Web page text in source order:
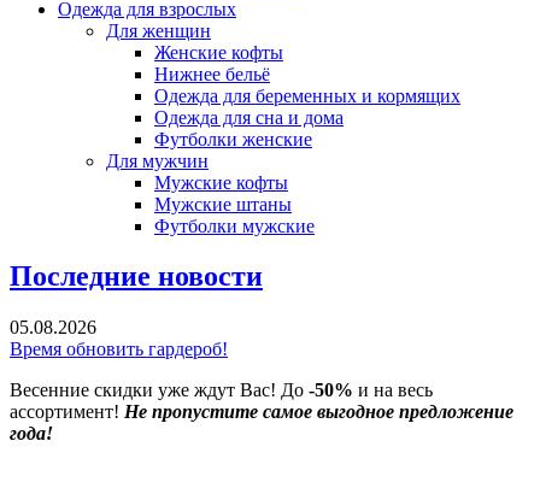
Одежда для взрослых
Для женщин
Женские кофты
Нижнее бельё
Одежда для беременных и кормящих
Одежда для сна и дома
Футболки женские
Для мужчин
Мужские кофты
Мужские штаны
Футболки мужские
Последние новости
05.08.2026
Время обновить гардероб!
Весенние скидки уже ждут Вас! До -50% и на весь
ассортимент! Не пропустите самое выгодное предложение
года!